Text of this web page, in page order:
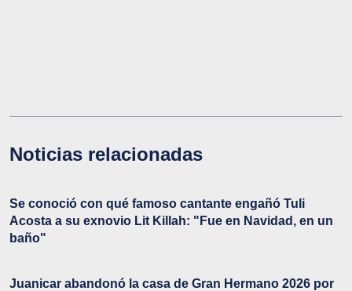
Noticias relacionadas
Se conoció con qué famoso cantante engañó Tuli
Acosta a su exnovio Lit Killah: "Fue en Navidad, en un
baño"
Juanicar abandonó la casa de Gran Hermano 2026 por